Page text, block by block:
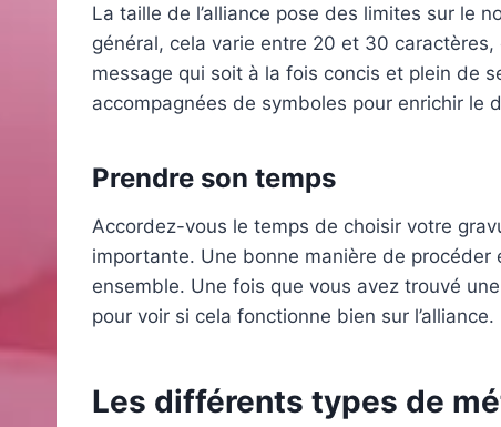
La taille de l’alliance pose des limites sur le
général, cela varie entre 20 et 30
message qui soit à la fois concis et plein de
accompagnées de symboles pour enrichir le
Prendre son temps
Accordez-vous le temps de choisir votre
importante. Une bonne manière de procéder
ensemble. Une fois que vous avez trouvé
pour voir si cela fonctionne bien sur l’alliance.
Les différents types de